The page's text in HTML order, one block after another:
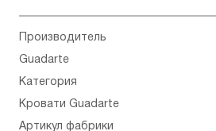
Производитель
Guadarte
Категория
Кровати Guadarte
Артикул фабрики